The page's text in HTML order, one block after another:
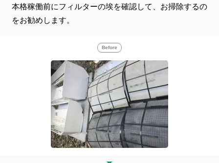
本格稼働前にフィルターの埃を確認して、お掃除するの
をお勧めします。
Before